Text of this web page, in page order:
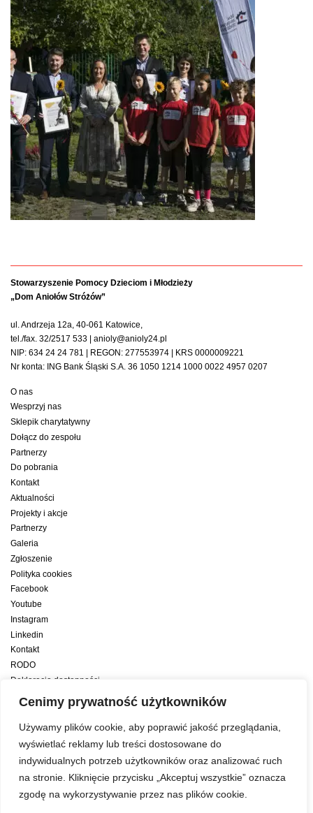
Cenimy prywatność użytkowników
Używamy plików cookie, aby poprawić jakość przeglądania,
wyświetlać reklamy lub treści dostosowane do
indywidualnych potrzeb użytkowników oraz analizować ruch
na stronie. Kliknięcie przycisku „Akceptuj wszystkie” oznacza
zgodę na wykorzystywanie przez nas plików cookie.
Stowarzyszenie Pomocy Dzieciom i Młodzieży
„Dom Aniołów Stróżów”
ul. Andrzeja 12a, 40-061 Katowice,
tel./fax. 32/2517 533 | anioly@anioly24.pl
NIP: 634 24 24 781 | REGON: 277553974 | KRS 0000009221
Nr konta: ING Bank Śląski S.A. 36 1050 1214 1000 0022 4957 0207
O nas
Wesprzyj nas
Sklepik charytatywny
Dołącz do zespołu
Partnerzy
Do pobrania
Kontakt
Aktualności
Projekty i akcje
Partnerzy
Galeria
Zgłoszenie
Polityka cookies
Facebook
Youtube
Instagram
Linkedin
Kontakt
RODO
Deklaracja dostępności
Deklaracja dostępności cyfrowej
konsultanta amerykańskiego programu zarządzania przez cele Best